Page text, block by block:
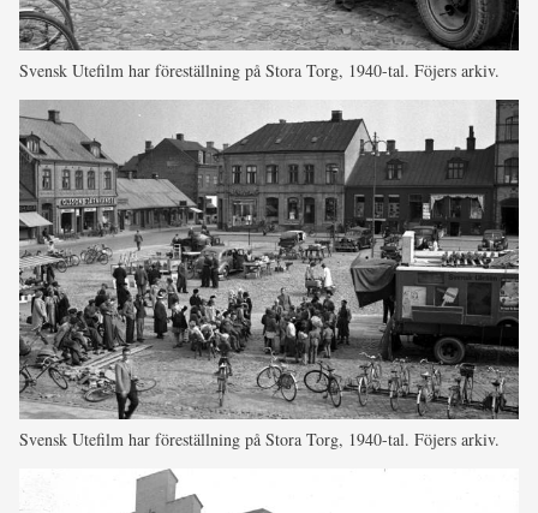
Svensk Utefilm har föreställning på Stora Torg, 1940-tal. Föjers arkiv.
Svensk Utefilm har föreställning på Stora Torg, 1940-tal. Föjers arkiv.